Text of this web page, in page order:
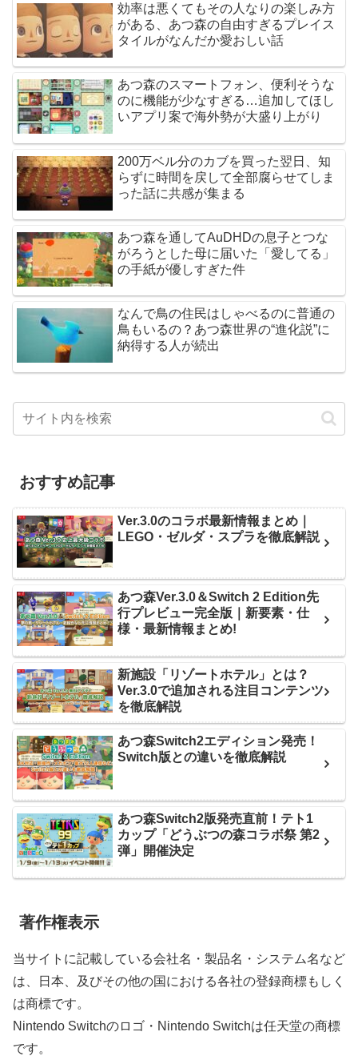
効率は悪くてもその人なりの楽しみ方
がある、あつ森の自由すぎるプレイス
タイルがなんだか愛おしい話
あつ森のスマートフォン、便利そうな
のに機能が少なすぎる…追加してほし
いアプリ案で海外勢が大盛り上がり
200万ベル分のカブを買った翌日、知
らずに時間を戻して全部腐らせてしま
った話に共感が集まる
あつ森を通してAuDHDの息子とつな
がろうとした母に届いた「愛してる」
の手紙が優しすぎた件
なんで鳥の住民はしゃべるのに普通の
鳥もいるの？あつ森世界の“進化説”に
納得する人が続出
おすすめ記事
Ver.3.0のコラボ最新情報まとめ｜
LEGO・ゼルダ・スプラを徹底解説
あつ森Ver.3.0＆Switch 2 Edition先
行プレビュー完全版｜新要素・仕
様・最新情報まとめ!
新施設「リゾートホテル」とは？
Ver.3.0で追加される注目コンテンツ
を徹底解説
あつ森Switch2エディション発売！
Switch版との違いを徹底解説
あつ森Switch2版発売直前！テト1
カップ「どうぶつの森コラボ祭 第2
弾」開催決定
著作権表示
当サイトに記載している会社名・製品名・システム名など
は、日本、及びその他の国における各社の登録商標もしく
は商標です。
Nintendo Switchのロゴ・Nintendo Switchは任天堂の商標
です。